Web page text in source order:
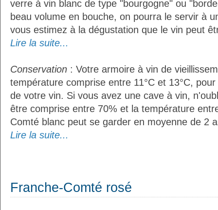
verre à vin blanc de type "bourgogne" ou
beau volume en bouche, on pourra le servir à
vous estimez à la dégustation que le vin peut
Lire la suite...
Conservation : Votre armoire à vin de
température comprise entre 11°C et 13°C,
de votre vin. Si vous avez une cave à vin,
être comprise entre 70% et la température
Comté blanc peut se garder en moyenne de 2
Lire la suite...
Franche-Comté rosé